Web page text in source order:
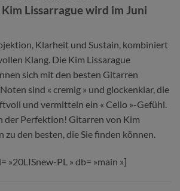
Lissarrague wird im Juni
Klarheit und Sustain, kombiniert
Klang. Die Kim Lissarague
sich mit den besten Gitarren
sind « cremig » und glockenklar, die
und vermitteln ein « Cello »-Gefühl.
der Perfektion! Gitarren von Kim
zu den besten, die Sie finden können.
»20LISnew-PL » db= »main »]